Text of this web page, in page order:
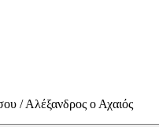
/ Αλέξανδρος ο Αχαιός